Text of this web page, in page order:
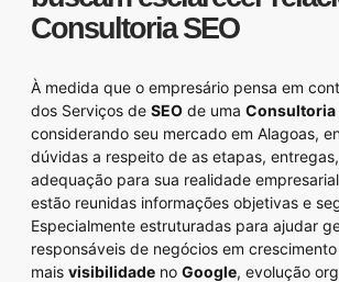
Consultoria SEO
À medida que o empresário pensa em
dos Serviços de SEO de uma Consultoria
considerando seu mercado em Alagoas,
dúvidas a respeito de as etapas,
adequação para sua realidade
estão reunidas informações objetivas e
Especialmente estruturadas para ajudar
responsáveis de negócios em
mais visibilidade no Google, evolução